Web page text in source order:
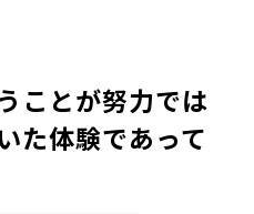
ことが努力では
た体験であって